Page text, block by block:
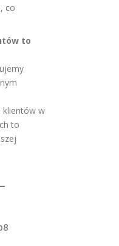
co
to
klientów w
to